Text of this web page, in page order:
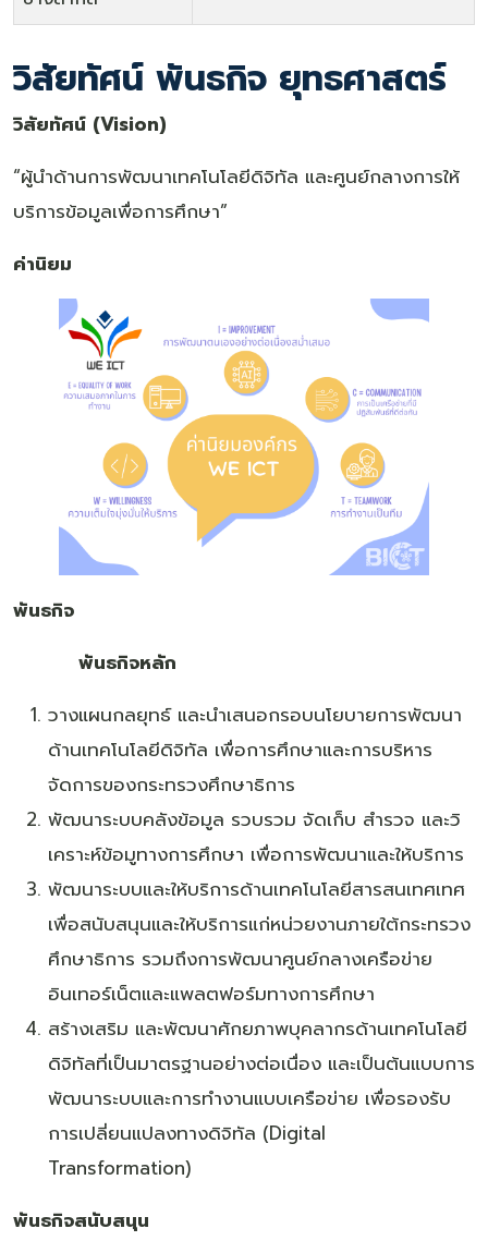
วิสัยทัศน์ พันธกิจ ยุทธศาสตร์
วิสัยทัศน์ (Vision)
“ผู้นำด้านการพัฒนาเทคโนโลยีดิจิทัล และศูนย์กลางการให้
บริการข้อมูลเพื่อการศึกษา”
ค่านิยม
พันธกิจ
พันธกิจหลัก
วางแผนกลยุทธ์ และนำเสนอกรอบนโยบายการพัฒนา
ด้านเทคโนโลยีดิจิทัล เพื่อการศึกษาและการบริหาร
จัดการของกระทรวงศึกษาธิการ
พัฒนาระบบคลังข้อมูล รวบรวม จัดเก็บ สำรวจ และวิ
เคราะห์ข้อมูทางการศึกษา เพื่อการพัฒนาและให้บริการ
พัฒนาระบบและให้บริการด้านเทคโนโลยีสารสนเทศเทศ
เพื่อสนับสนุนและให้บริการแก่หน่วยงานภายใต้กระทรวง
ศึกษาธิการ รวมถึงการพัฒนาศูนย์กลางเครือข่าย
อินเทอร์เน็ตและแพลตฟอร์มทางการศึกษา
สร้างเสริม และพัฒนาศักยภาพบุคลากรด้านเทคโนโลยี
ดิจิทัลที่เป็นมาตรฐานอย่างต่อเนื่อง และเป็นต้นแบบการ
พัฒนาระบบและการทำงานแบบเครือข่าย เพื่อรองรับ
การเปลี่ยนแปลงทางดิจิทัล (Digital
Transformation)
พันธกิจสนับสนุน